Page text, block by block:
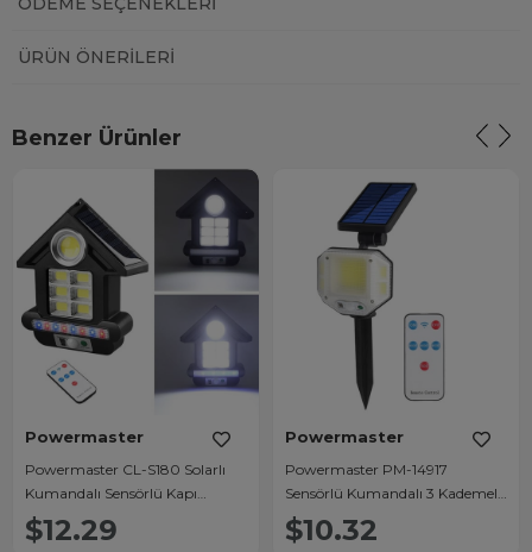
ÜRÜN ÖNERILERI
Benzer Ürünler
Powermaster
Powermaster CL-S180 Solarlı
Kumandalı Sensörlü Kapı
Aydınlatması
$12.29
Powermaster
Powermaster PM-14917
Sensörlü Kumandalı 3 Kademeli
Solarlı Bahçe Aydınlatma
Lambası
$10.32